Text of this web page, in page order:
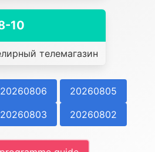
10
телемагазин
20260806
20260805
20260803 20260802